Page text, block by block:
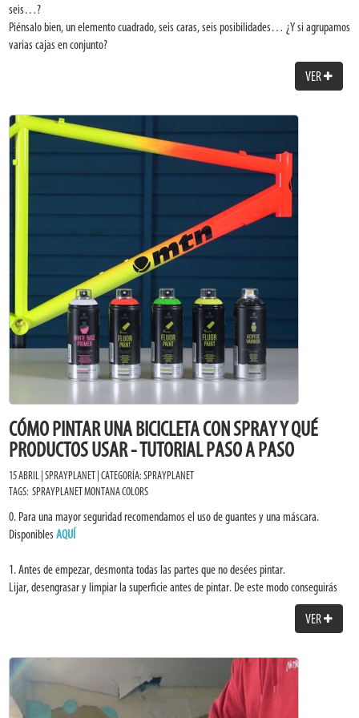
Si aparecen burbujas es porque estás pintando demasiado cerca o hace
demasiado calor. Aplica a una distancia adecuada y evita pintar en ambientes
Si se hacen goterones, es porque has acumulado demasiada pintura o no has
agitado bien el spray. Así que no acumules demasiada pintura, haz una prueba
antes y agita bien el spray durante un minuto.
seis…?
Piénsalo bien, un elemento cuadrado, seis caras, seis posibilidades… ¿Y si agrupamos
varias cajas en conjunto?
pintar.
Es el complemento perfecto para pintar graffiti, exhibiciones, concursos y demás
actividades en las que se necesita un soporte para pintar.
VER
CÓMO PINTAR UNA BICICLETA CON SPRAY Y QUÉ
PRODUCTOS USAR - TUTORIAL PASO A PASO
15 ABRIL | SPRAYPLANET | CATEGORÍA:SPRAYPLANET
TAGS: SPRAYPLANETMONTANA COLORS
0. Para una mayor seguridad recomendamos el uso de guantes y una máscara.
DisponiblesAQUÍ
1. Antes de empezar, desmonta todas las partes que no desées pintar.
Lijar, desengrasar y limpiar la superficie antes de pintar. De este modo conseguirás
que el cuadro quede lo más liso posible y la pintura tenga un mejor agarre y
2. Protege con papel ocinta de carrocero
las zonas sensibles del cuadro o coloca
VER